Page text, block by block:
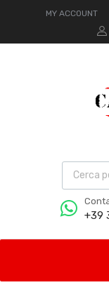
MY ACCOUNT
+39